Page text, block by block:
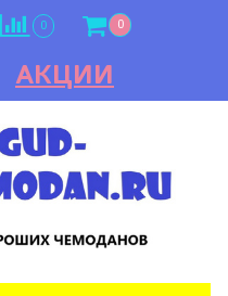
0 0
АКЦИИ